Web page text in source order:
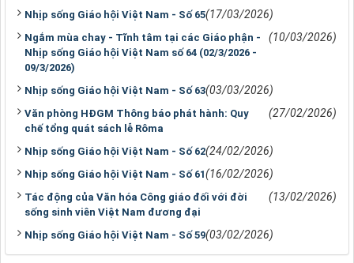
Nhịp sống Giáo hội Việt Nam - Số 65(17/03/2026)
Ngắm mùa chay - Tĩnh tâm tại các Giáo phận -
Nhịp sống Giáo hội Việt Nam số 64 (02/3/2026 -
09/3/2026)
(10/03/2026)
Nhịp sống Giáo hội Việt Nam - Số 63(03/03/2026)
Văn phòng HĐGM Thông báo phát hành: Quy
chế tổng quát sách lễ Rôma
(27/02/2026)
Nhịp sống Giáo hội Việt Nam - Số 62(24/02/2026)
Nhịp sống Giáo hội Việt Nam - Số 61(16/02/2026)
Tác động của Văn hóa Công giáo đối với đời
sống sinh viên Việt Nam đương đại
(13/02/2026)
Nhịp sống Giáo hội Việt Nam - Số 59(03/02/2026)